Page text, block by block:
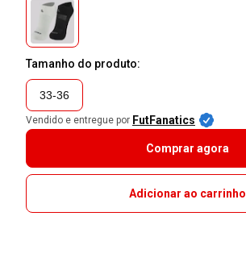
Tamanho do produto:
33-36
Vendido e entregue por FutFanatics
Comprar agora
Adicionar ao carrinho